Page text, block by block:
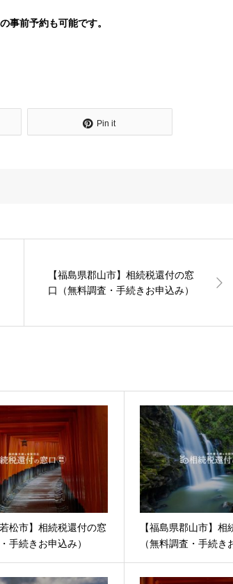
事前予約も可能です。
Pin it
【福島県郡山市】相続税還付の窓
口（無料調査・手続きお申込み）
若松市】相続税還付の窓
手続きお申込み）
【福島県郡山市】相
（無料調査・手続き